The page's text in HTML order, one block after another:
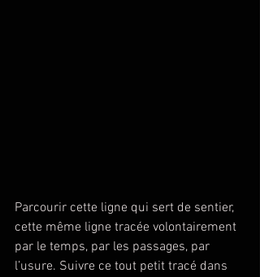
Parcourir cette ligne qui sert de sentier,
cette même ligne tracée volontairement
par le temps, par les passages, par
l’usure. Suivre ce tout petit tracé dans